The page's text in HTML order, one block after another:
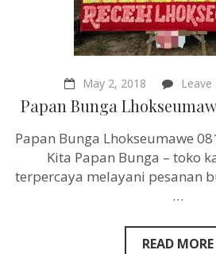
May 2, 2018
Papan Bunga
Papan Bunga Lhokseumawe
Kita Papan Bunga – toko
terpercaya melayani pesanan
…
READ MORE